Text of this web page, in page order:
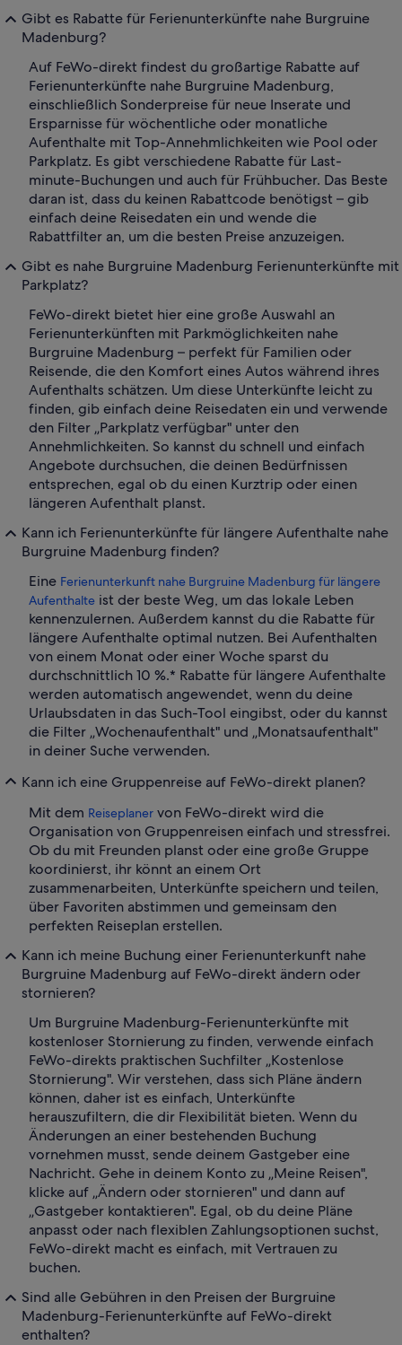
Gibt es Rabatte für Ferienunterkünfte nahe Burgruine
Madenburg?
Auf FeWo-direkt findest du großartige Rabatte auf
Ferienunterkünfte nahe Burgruine Madenburg,
einschließlich Sonderpreise für neue Inserate und
Ersparnisse für wöchentliche oder monatliche
Aufenthalte mit Top-Annehmlichkeiten wie Pool oder
Parkplatz. Es gibt verschiedene Rabatte für Last-
minute-Buchungen und auch für Frühbucher. Das Beste
daran ist, dass du keinen Rabattcode benötigst – gib
einfach deine Reisedaten ein und wende die
Rabattfilter an, um die besten Preise anzuzeigen.
Gibt es nahe Burgruine Madenburg Ferienunterkünfte mit
Parkplatz?
FeWo-direkt bietet hier eine große Auswahl an
Ferienunterkünften mit Parkmöglichkeiten nahe
Burgruine Madenburg – perfekt für Familien oder
Reisende, die den Komfort eines Autos während ihres
Aufenthalts schätzen. Um diese Unterkünfte leicht zu
finden, gib einfach deine Reisedaten ein und verwende
den Filter „Parkplatz verfügbar" unter den
Annehmlichkeiten. So kannst du schnell und einfach
Angebote durchsuchen, die deinen Bedürfnissen
entsprechen, egal ob du einen Kurztrip oder einen
längeren Aufenthalt planst.
Kann ich Ferienunterkünfte für längere Aufenthalte nahe
Burgruine Madenburg finden?
Eine Ferienunterkunft nahe Burgruine Madenburg für längere
Aufenthalte ist der beste Weg, um das lokale Leben
kennenzulernen. Außerdem kannst du die Rabatte für
längere Aufenthalte optimal nutzen. Bei Aufenthalten
von einem Monat oder einer Woche sparst du
durchschnittlich 10 %.* Rabatte für längere Aufenthalte
werden automatisch angewendet, wenn du deine
Urlaubsdaten in das Such-Tool eingibst, oder du kannst
die Filter „Wochenaufenthalt" und „Monatsaufenthalt"
in deiner Suche verwenden.
Kann ich eine Gruppenreise auf FeWo-direkt planen?
Mit dem Reiseplaner von FeWo-direkt wird die
Organisation von Gruppenreisen einfach und stressfrei.
Ob du mit Freunden planst oder eine große Gruppe
koordinierst, ihr könnt an einem Ort
zusammenarbeiten, Unterkünfte speichern und teilen,
über Favoriten abstimmen und gemeinsam den
perfekten Reiseplan erstellen.
Kann ich meine Buchung einer Ferienunterkunft nahe
Burgruine Madenburg auf FeWo-direkt ändern oder
stornieren?
Um Burgruine Madenburg-Ferienunterkünfte mit
kostenloser Stornierung zu finden, verwende einfach
FeWo-direkts praktischen Suchfilter „Kostenlose
Stornierung". Wir verstehen, dass sich Pläne ändern
können, daher ist es einfach, Unterkünfte
herauszufiltern, die dir Flexibilität bieten. Wenn du
Änderungen an einer bestehenden Buchung
vornehmen musst, sende deinem Gastgeber eine
Nachricht. Gehe in deinem Konto zu „Meine Reisen",
klicke auf „Ändern oder stornieren" und dann auf
„Gastgeber kontaktieren". Egal, ob du deine Pläne
anpasst oder nach flexiblen Zahlungsoptionen suchst,
FeWo-direkt macht es einfach, mit Vertrauen zu
buchen.
Sind alle Gebühren in den Preisen der Burgruine
Madenburg-Ferienunterkünfte auf FeWo-direkt
enthalten?